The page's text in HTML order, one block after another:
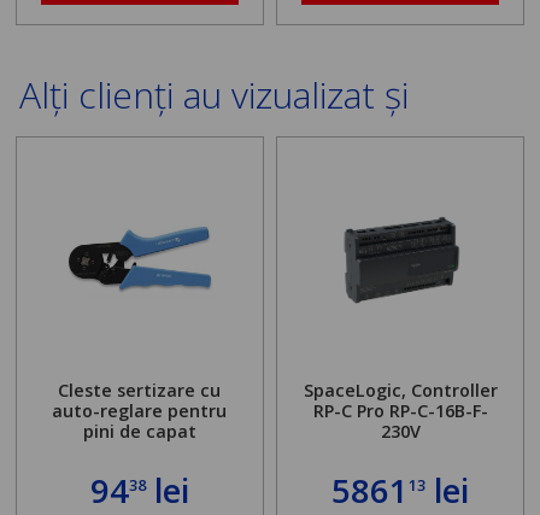
Alți clienți au vizualizat și
Cleste sertizare cu
auto-reglare pentru
pini de capat
9438lei
SpaceLogic, Controller
RP-C Pro RP-C-16B-F-
230V
586113 lei